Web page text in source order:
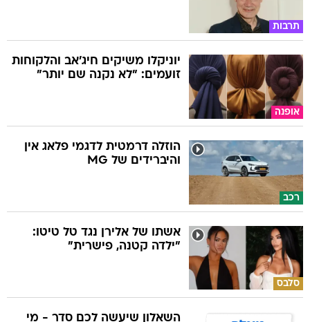
תרבות
אופנה
יוניקלו משיקים חיג'אב והלקוחות
זועמים: "לא נקנה שם יותר"
רכב
הוזלה דרמטית לדגמי פלאג אין
והיברידים של MG
סלבס
אשתו של אלירן נגד טל טיטו:
"ילדה קטנה, פישרית"
השאלון שיעשה לכם סדר - מי